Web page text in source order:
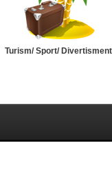
Turism/ Sport/ Divertisment